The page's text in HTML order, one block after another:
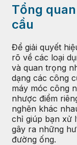
Tổng
cầu
Để giải quyết
rõ về các loại
và quan trọng
dạng các công
máy móc công
nhược điểm
nghẽn khác
chỉ giúp bạn xử
gây ra những
đường ống.